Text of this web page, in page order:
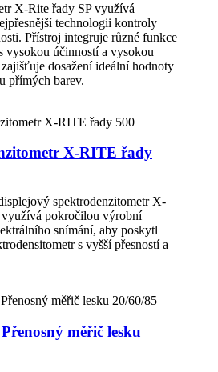
X-Rite řady SP využívá
technologii kontroly
Přístroj integruje různé funkce
vysokou účinností a vysokou
dosažení ideální hodnoty
přímých barev.
X-RITE řady
spektrodenzitometr X-
pokročilou výrobní
snímání, aby poskytl
s vyšší přesností a
měřič lesku